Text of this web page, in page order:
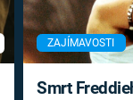
ZAJÍMAVOSTI
Smrt